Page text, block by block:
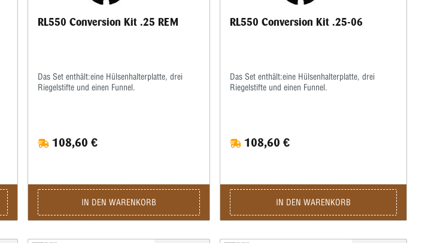
RL550 Conversion Kit .25 REM
Das Set enthält:eine Hülsenhalterplatte, drei
Riegelstifte und einen Funnel.
108,60 €
IN DEN WARENKORB
RL550 Conversion Kit .25-06
Das Set enthält:eine Hülsenhalterplatte, drei
Riegelstifte und einen Funnel.
108,60 €
IN DEN WARENKORB